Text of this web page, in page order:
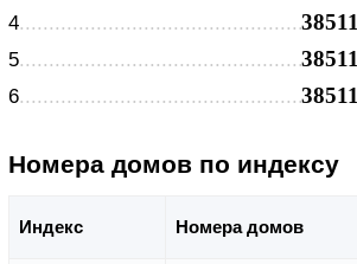
4
5
6
Номера домов по индексу
Индекс Номера домов